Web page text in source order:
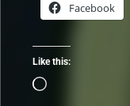
Facebook
Like this:
Loading…